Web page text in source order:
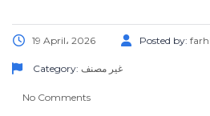
19 April، 2026 Posted by:
Category: غير مصنف
No Comments